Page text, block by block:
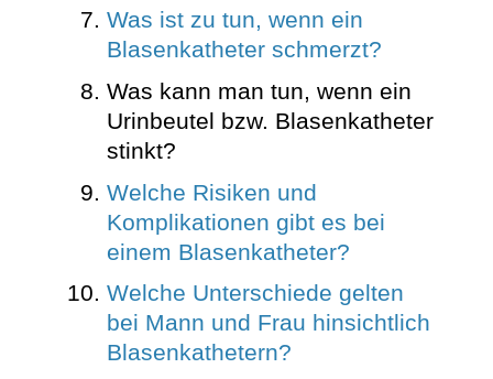
Was ist zu tun, wenn ein
Blasenkatheter schmerzt?
Was kann man tun, wenn ein
Urinbeutel bzw. Blasenkatheter
stinkt?
Welche Risiken und
Komplikationen gibt es bei
einem Blasenkatheter?
Welche Unterschiede gelten
bei Mann und Frau hinsichtlich
Blasenkathetern?